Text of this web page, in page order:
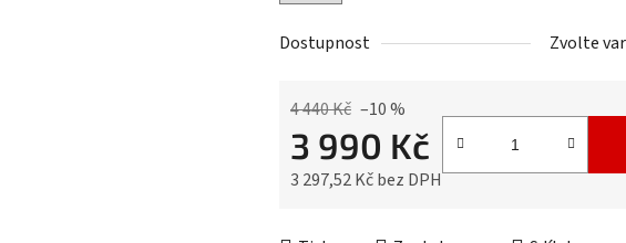
Dostupnost Zvolte
4 440 Kč –10 %
3 990 Kč
3 297,52 Kč bez DPH